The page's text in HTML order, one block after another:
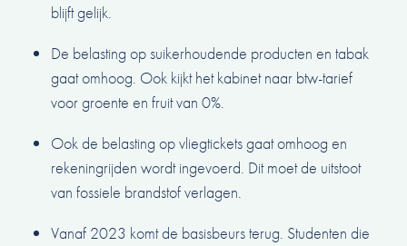
blijft gelijk.
De belasting op suikerhoudende producten en tabak
gaat omhoog. Ook kijkt het kabinet naar btw-tarief
voor groente en fruit van 0%.
Ook de belasting op vliegtickets gaat omhoog en
rekeningrijden wordt ingevoerd. Dit moet de uitstoot
van fossiele brandstof verlagen.
Vanaf 2023 komt de basisbeurs terug. Studenten die